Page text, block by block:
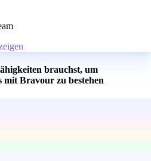
brauchst, um
Bravour zu bestehen